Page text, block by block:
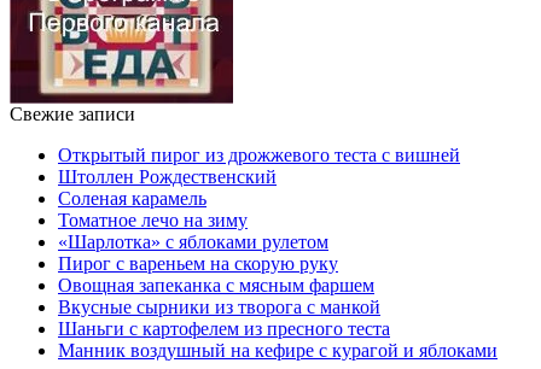
Свежие записи
Открытый пирог из дрожжевого теста с вишней
Штоллен Рождественский
Соленая карамель
Томатное лечо на зиму
«Шарлотка» с яблоками рулетом
Пирог с вареньем на скорую руку
Овощная запеканка с мясным фаршем
Вкусные сырники из творога с манкой
Шаньги с картофелем из пресного теста
Манник воздушный на кефире с курагой и яблоками